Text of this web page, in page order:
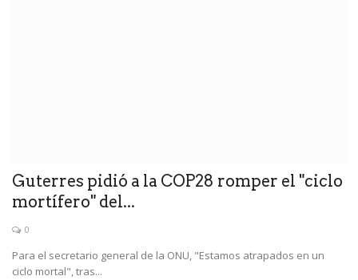
Guterres pidió a la COP28 romper el "ciclo
mortífero" del...
0
Para el secretario general de la ONU, "Estamos atrapados en un
ciclo mortal", tras...